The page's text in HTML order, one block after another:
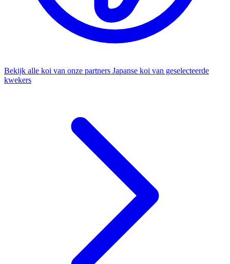
Bekijk alle koi van onze partners Japanse koi van geselecteerde
kwekers